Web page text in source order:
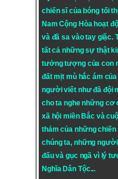
chiến sĩ của bóng tối
Nam Cộng Hòa hoạt
và đã sa vào tay giặc.
tất cả những sự thật
tưởng tượng của con
đất mịt mù hắc ám
người viết như đã đội
cho ta nghe những cơ
xã hội miền Bắc và
thảm của những chiến
chúng ta, những
đấu và gục ngã vì lý
Nghĩa Dân Tộc...